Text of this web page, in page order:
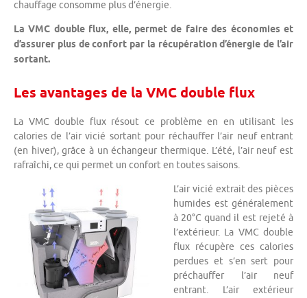
chauffage consomme plus d’énergie.
La VMC double flux, elle, permet de faire des économies et
d’assurer plus de confort par la récupération d’énergie de l’air
sortant.
Les avantages de la VMC double flux
La VMC double flux résout ce problème en en utilisant les
calories de l’air vicié sortant pour réchauffer l’air neuf entrant
(en hiver), grâce à un échangeur thermique. L’été, l’air neuf est
rafraîchi, ce qui permet un confort en toutes saisons.
L’air vicié extrait des pièces
humides est généralement
à 20°C quand il est rejeté à
l’extérieur. La VMC double
flux récupère ces calories
perdues et s’en sert pour
préchauffer l’air neuf
entrant. L’air extérieur